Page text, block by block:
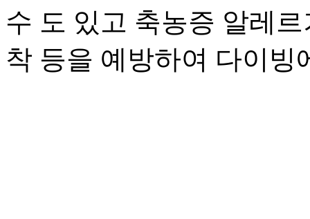
수 도 있고 축농증 알레
착 등을 예방하여 다이빙